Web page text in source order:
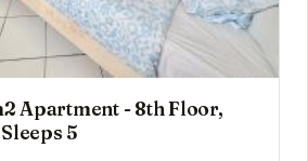
Apartment - 8th Floor,
5